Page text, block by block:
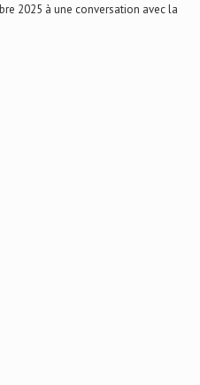
2025 à une conversation avec la